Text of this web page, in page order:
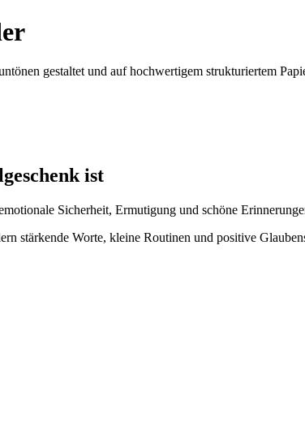
gestaltet und auf hochwertigem strukturiertem
ist
Sicherheit, Ermutigung und schöne
stärkende Worte, kleine Routinen und positive